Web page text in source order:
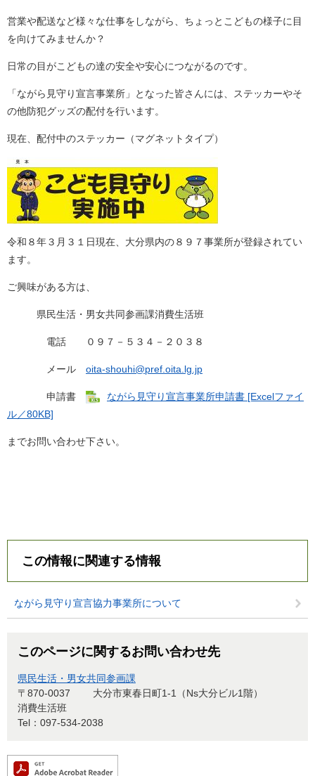
営業や配送など様々な仕事をしながら、ちょっとこどもの様子に目
を向けてみませんか？
日常の目がこどもの達の安全や安心につながるのです。
「ながら見守り宣言事業所」となった皆さんには、ステッカーやそ
の他防犯グッズの配付を行います。
現在、配付中のステッカー（マグネットタイプ）
令和８年３月３１日現在、大分県内の８９７事業所が登録されてい
ます。
ご興味がある方は、
県民生活・男女共同参画課消費生活班
電話 ０９７－５３４－２０３８
メール oita-shouhi@pref.oita.lg.jp
申請書
ながら見守り宣言事業所申請書 [Excelファイ
ル／80KB]
までお問い合わせ下さい。
この情報に関連する情報
ながら見守り宣言協力事業所について
このページに関するお問い合わせ先
県民生活・男女共同参画課
〒870-0037
大分市東春日町1-1（Ns大分ビル1階）
消費生活班
Tel：097-534-2038